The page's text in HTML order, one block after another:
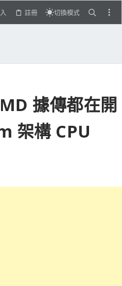
註冊 切換模式
據傳都在開
架構 CPU